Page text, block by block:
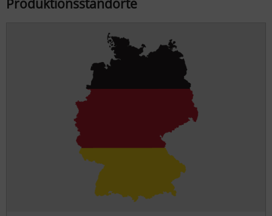
Produktionsstandorte